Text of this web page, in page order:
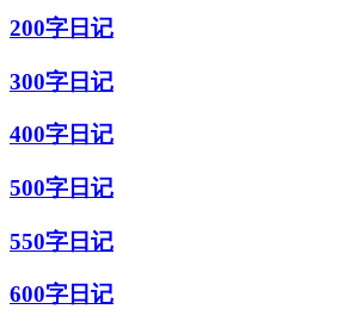
200字日记
300字日记
400字日记
500字日记
550字日记
600字日记